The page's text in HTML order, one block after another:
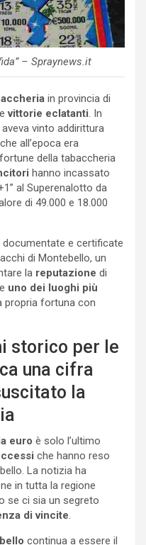
– Spraynews.it
in provincia di
vittorie eclatanti. In
vinto addirittura
all’epoca era
della tabaccheria
hanno incassato
al Superenalotto da
di 49.000 e 18.000
e certificate
di Montebello, un
la reputazione di
uno dei luoghi più
propria fortuna con
storico per le
una cifra
la
euro è solo l’ultimo
che hanno reso
La notizia ha
in tutta la regione
se ci sia un segreto
di vincite.
continua a essere il